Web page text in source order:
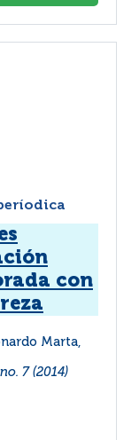
con
Marta,
7 (2014)